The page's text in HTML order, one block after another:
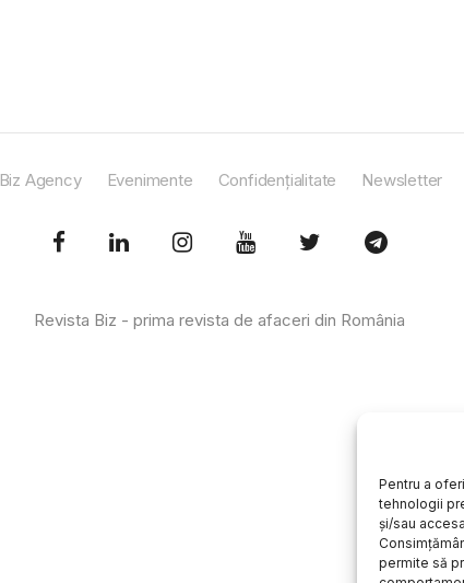
Pentru a
tehnologii
și/sau
permite să
Biz Agency Evenimente Confidențialitate Newsletter
Revista Biz - prima revista de afaceri din România